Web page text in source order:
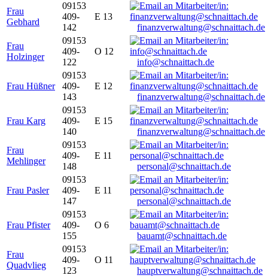
Frau
Gebhard
09153
409-
142
E 13
finanzverwaltung@schnaittach.de
Frau
Holzinger
09153
409-
122
O 12
info@schnaittach.de
Frau Hüßner
09153
409-
143
E 12
finanzverwaltung@schnaittach.de
Frau Karg
09153
409-
140
E 15
finanzverwaltung@schnaittach.de
Frau
Mehlinger
09153
409-
148
E 11
personal@schnaittach.de
Frau Pasler
09153
409-
147
E 11
personal@schnaittach.de
Frau Pfister
09153
409-
155
O 6
bauamt@schnaittach.de
Frau
Quadvlieg
09153
409-
123
O 11
hauptverwaltung@schnaittach.de